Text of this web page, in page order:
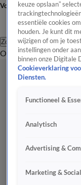
Volg Shownieuws
Zoeken
Overzicht
keuze opslaan”
essentiële cookies
houden. Je kunt dit
wijzigen of om je
instellingen onder
binnen onze Digitale
Cookieverklaring
Diensten.
Functioneel &
Analytisch
Advertising &
Marketing &